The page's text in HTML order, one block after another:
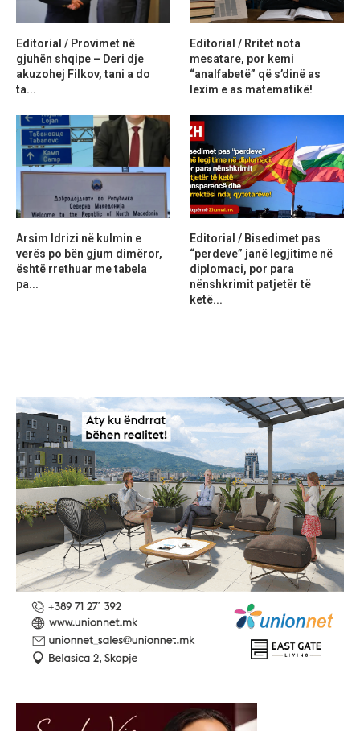
Editorial / Provimet në
gjuhën shqipe – Deri dje
akuzohej Filkov, tani a do
ta...
Editorial / Rritet nota
mesatare, por kemi
“analfabetë” që s’dinë as
lexim e as matematikë!
Arsim Idrizi në kulmin e
verës po bën gjum dimëror,
është rrethuar me tabela
pa...
Editorial / Bisedimet pas
“perdeve” janë legjitime në
diplomaci, por para
nënshkrimit patjetër të
ketë...